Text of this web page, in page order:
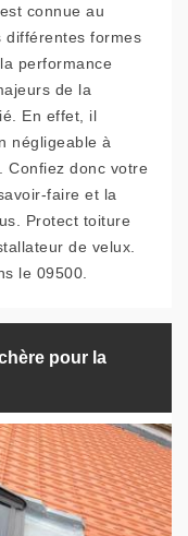
connue au
différentes formes
performance
de la
En effet, il
négligeable à
Confiez donc votre
faire et la
Protect toiture
de velux.
le 09500.
pour la